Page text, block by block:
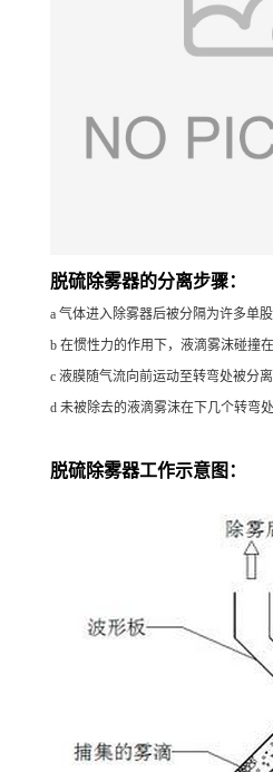
脱硫除雾器的分离步骤：
a 气体进入除雾器后被分隔为许多单股
b 在惯性力的作用下，液滴雾沫碰撞
c 液膜随气流向前运动至转弯处被分离
d 未被除去的液滴雾沫在下几个转弯
脱硫除雾器工作示意图：